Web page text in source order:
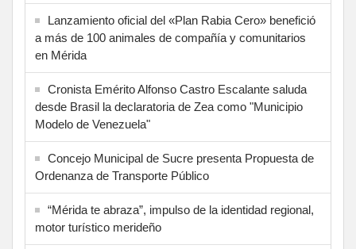
Lanzamiento oficial del «Plan Rabia Cero» benefició
a más de 100 animales de compañía y comunitarios
en Mérida
Cronista Emérito Alfonso Castro Escalante saluda
desde Brasil la declaratoria de Zea como "Municipio
Modelo de Venezuela"
Concejo Municipal de Sucre presenta Propuesta de
Ordenanza de Transporte Público
“Mérida te abraza”, impulso de la identidad regional,
motor turístico merideño